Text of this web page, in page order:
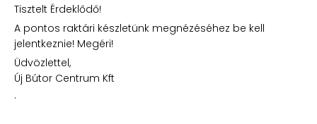
Tisztelt Érdeklődő!
A pontos raktári készletünk megnézéséhez be kell
jelentkeznie! Megéri!
Üdvözlettel,
Új Bútor Centrum Kft
.